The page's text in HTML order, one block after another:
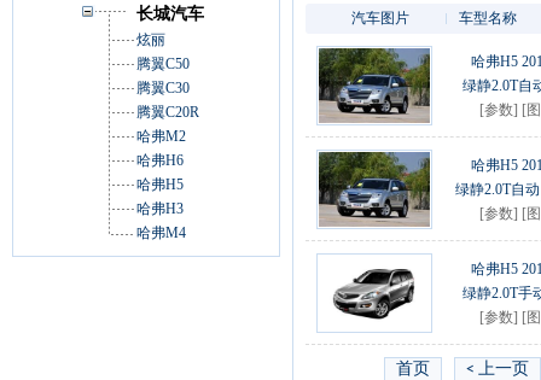
长城汽车
炫丽
腾翼C50
腾翼C30
腾翼C20R
哈弗M2
哈弗H6
哈弗H5
哈弗H3
哈弗M4
汽车图片 车型名称
哈弗H5
绿静2.0T自
[参数] [
哈弗H5
绿静2.0T自
[参数] [
哈弗H5
绿静2.0T手
[参数] [
首页 < 上一页